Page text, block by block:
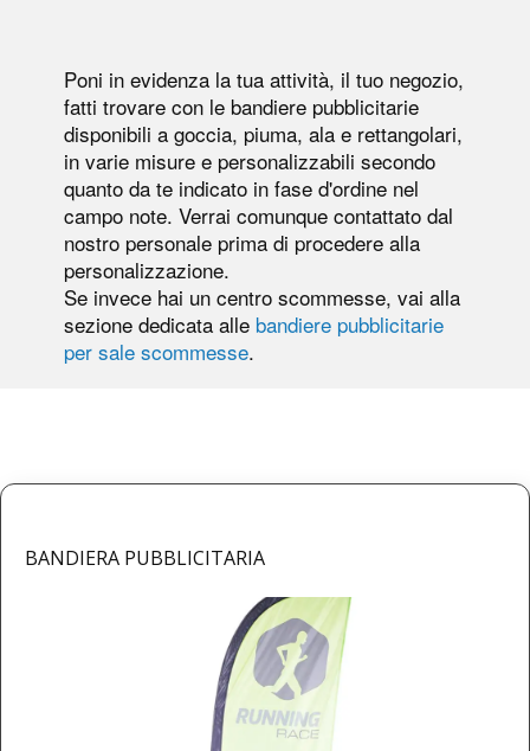
Poni in evidenza la tua attività, il tuo negozio,
fatti trovare con le bandiere pubblicitarie
disponibili a goccia, piuma, ala e rettangolari,
in varie misure e personalizzabili secondo
quanto da te indicato in fase d'ordine nel
campo note. Verrai comunque contattato dal
nostro personale prima di procedere alla
personalizzazione.
Se invece hai un centro scommesse, vai alla
sezione dedicata alle bandiere pubblicitarie
per sale scommesse.
BANDIERA PUBBLICITARIA